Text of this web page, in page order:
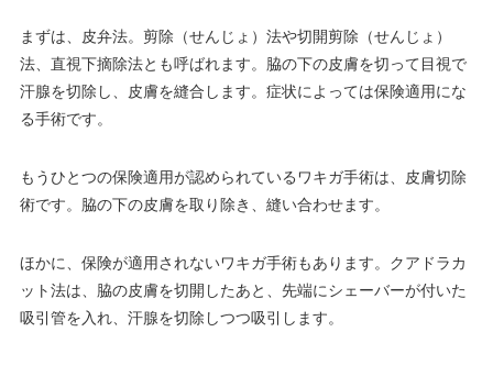
まずは、皮弁法。剪除（せんじょ）法や切開剪除（せんじょ）
法、直視下摘除法とも呼ばれます。脇の下の皮膚を切って目視で
汗腺を切除し、皮膚を縫合します。症状によっては保険適用にな
る手術です。
もうひとつの保険適用が認められているワキガ手術は、皮膚切除
術です。脇の下の皮膚を取り除き、縫い合わせます。
ほかに、保険が適用されないワキガ手術もあります。クアドラカ
ット法は、脇の皮膚を切開したあと、先端にシェーバーが付いた
吸引管を入れ、汗腺を切除しつつ吸引します。